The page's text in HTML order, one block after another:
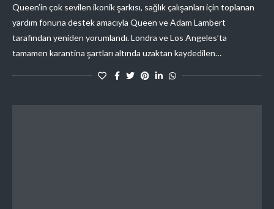
Queen’in çok sevilen ikonik şarkısı, sağlık çalışanları için toplanan
yardım fonuna destek amacıyla Queen ve Adam Lambert
tarafından yeniden yorumlandı. Londra ve Los Angeles’ta
tamamen karantina şartları altında uzaktan kaydedilen…